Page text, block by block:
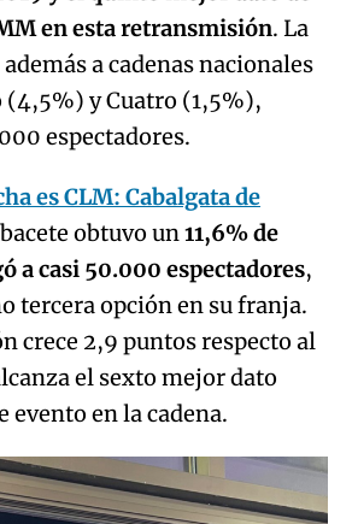
en esta retransmisión. La
a cadenas nacionales
(4,5%) y Cuatro (1,5%),
espectadores.
es CLM: Cabalgata de
obtuvo un11,6% de
a casi 50.000 espectadores,
tercera opción en su franja.
crece 2,9 puntos respecto al
el sexto mejor dato
evento en la cadena.